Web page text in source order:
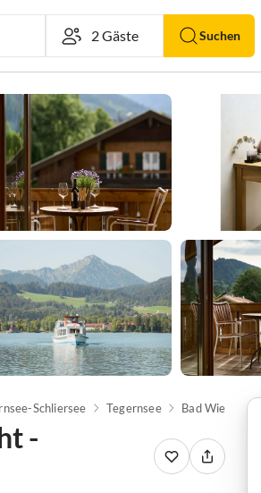
Suchen
Schliersee Tegernsee Bad Wiessee
-